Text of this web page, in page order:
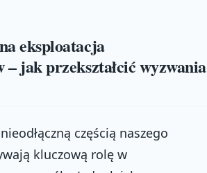
eksploatacja
– jak przekształcić wyzwania
częścią naszego
kluczową rolę w